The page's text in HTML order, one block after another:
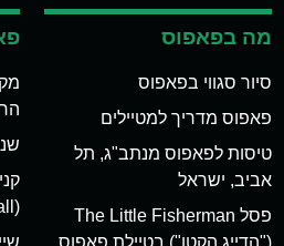
מה בפאפוס
סיור סגווי בפאפוס
פאפוס מדריך למטיילים
טיסות לפאפוס מנתב"ג, תל
אביב, ישראל
פסל The Little Fisherman
(Kings Avenue Mall)